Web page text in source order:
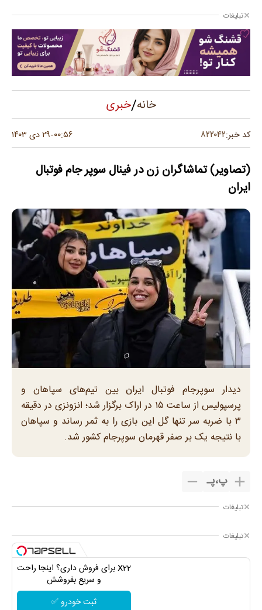
تبلیغات
خانه/خبری
کد خبر:۸۲۲۰۴۲ ۰۰:۵۶-۲۹ دی ۱۴۰۳
(تصاویر) تماشاگران زن در فینال سوپر جام فوتبال
ایران
دیدار سوپرجام فوتبال ایران بین تیم‌های سپاهان و
پرسپولیس از ساعت ۱۵ در اراک برگزار شد؛ انزونزی در دقیقه
۳ با ضربه سر تنها گل این بازی را به ثمر رساند و سپاهان
با نتیجه یک بر صفر قهرمان سوپرجام کشور شد.
پ،پـ
تبلیغات
تبلیغات
X22 برای فروش داری؟ اینجا راحت
و سریع بفروشش
ثبت خودرو ✅